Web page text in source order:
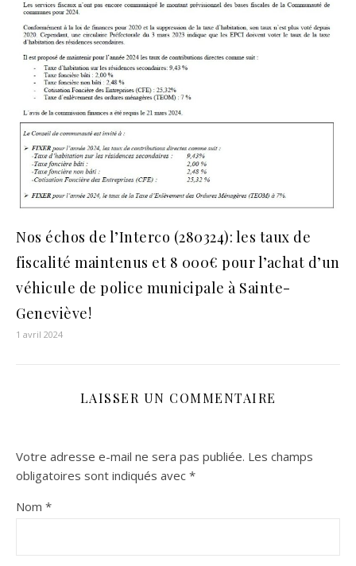
Nos échos de l’Interco (280324): les taux de
fiscalité maintenus et 8 000€ pour l’achat d’un
véhicule de police municipale à Sainte-
Geneviève!
1 avril 2024
LAISSER UN COMMENTAIRE
Votre adresse e-mail ne sera pas publiée. Les champs
obligatoires sont indiqués avec *
Nom *